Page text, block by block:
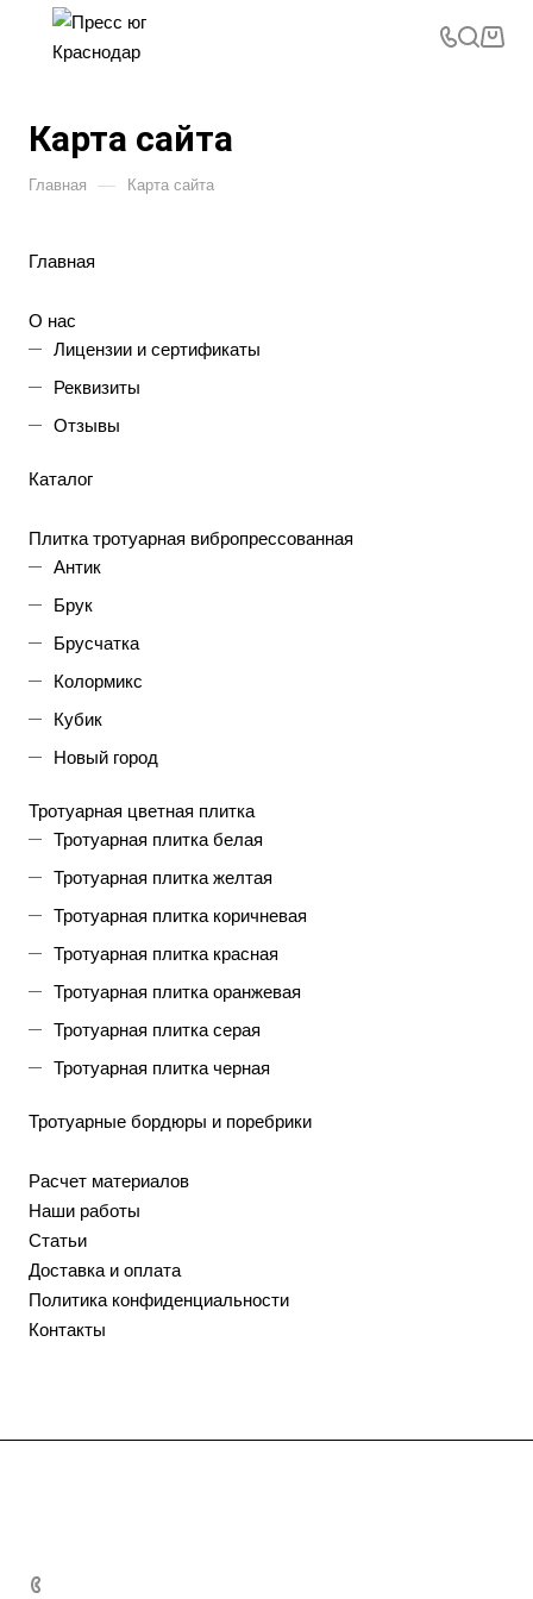
Карта сайта
Главная — Карта сайта
Главная
О нас
Лицензии и сертификаты
Реквизиты
Отзывы
Каталог
Плитка тротуарная вибропрессованная
Антик
Брук
Брусчатка
Колормикс
Кубик
Новый город
Тротуарная цветная плитка
Тротуарная плитка белая
Тротуарная плитка желтая
Тротуарная плитка коричневая
Тротуарная плитка красная
Тротуарная плитка оранжевая
Тротуарная плитка серая
Тротуарная плитка черная
Тротуарные бордюры и поребрики
Расчет материалов
Наши работы
Статьи
Доставка и оплата
Политика конфиденциальности
Контакты
Тротуарная цветная плитка
Производство
Статьи